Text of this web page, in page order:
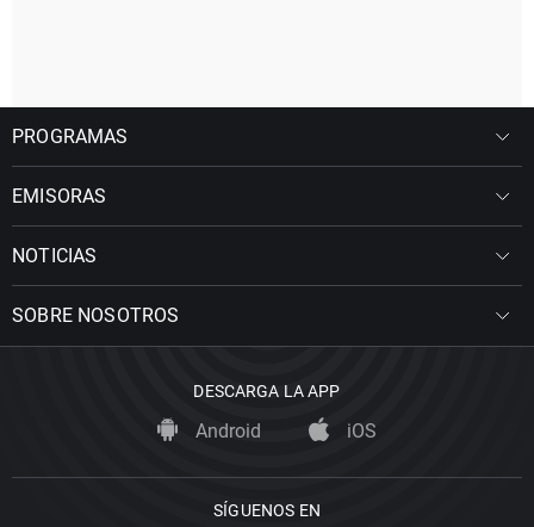
PROGRAMAS
EMISORAS
NOTICIAS
SOBRE NOSOTROS
DESCARGA LA APP
Android iOS
SÍGUENOS EN